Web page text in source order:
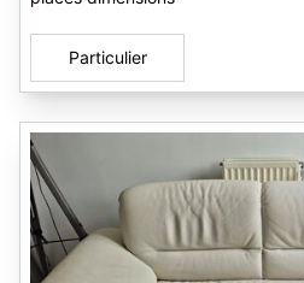
Particulier